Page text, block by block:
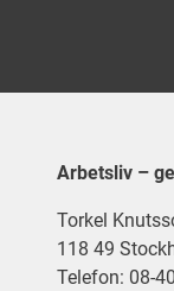
Arbetsliv –
Torkel
118 49
Telefon: 08-